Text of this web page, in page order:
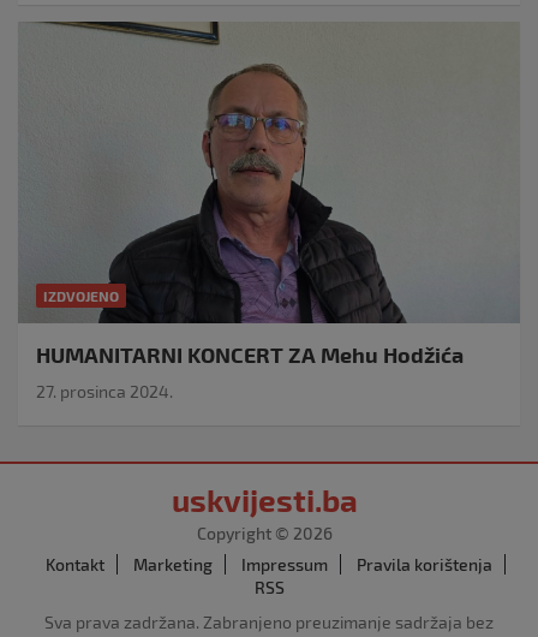
IZDVOJENO
HUMANITARNI KONCERT ZA Mehu Hodžića
27. prosinca 2024.
uskvijesti.ba
Copyright © 2026
Kontakt
Marketing Impressum
Pravila korištenja
RSS
Sva prava zadržana. Zabranjeno preuzimanje sadržaja bez